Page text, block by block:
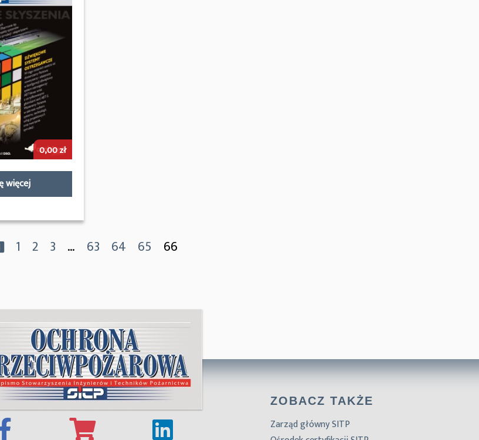
0,00zł
więcej
1 2 3 … 63 64 65 66
ZOBACZ TAKŻE
Zarząd główny SITP